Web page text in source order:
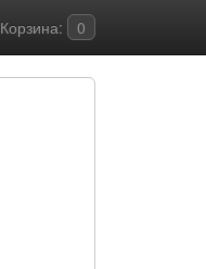
Корзина: 0